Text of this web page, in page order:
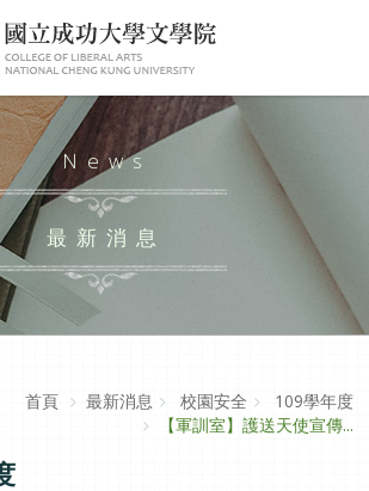
News
最新消息
首頁
最新消息 校園安全
109學年度
【軍訓室】護送天使宣傳...